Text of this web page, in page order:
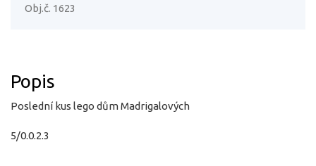
Obj.č. 1623
Popis
Poslední kus lego dům Madrigalových
5/0.0.2.3